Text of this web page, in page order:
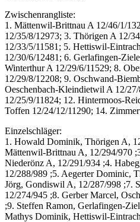
Zwischenrangliste:
1. Mättenwil-Brittnau A 12/46/1/
12/35/8/12973; 3. Thörigen A 12/
12/33/5/11581; 5. Hettiswil-
12/30/6/12481; 6. Gerlafingen-
Winterthur A 12/29/6/11529; 8.
12/29/8/12208; 9. Oschwand-
Oeschenbach-Kleindietwil A 12/
12/25/9/11824; 12. Hintermoos-
Toffen 12/24/12/11290; 14.
Einzelschläger:
1. Howald Dominik, Thörigen A,
Mättenwil-Brittnau A, 12/294/970
Niederönz A, 12/291/934 ;4.
12/288/989 ;5. Aegerter Dominic,
Jörg, Gondiswil A, 12/287/998 ;7.
12/274/945 ;8. Gerber Marcel,
;9. Steffen Ramon, Gerlafingen-
Mathys Dominik, Hettiswil-